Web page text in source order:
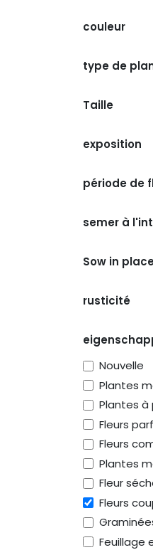
couleur
type de
Taille
exposition
période de
semer à
Sow in
rusticité
Nouvelle
Plantes
Plantes à
Fleurs
Fleurs
Plantes
Fleur
Fleurs
Feuillage